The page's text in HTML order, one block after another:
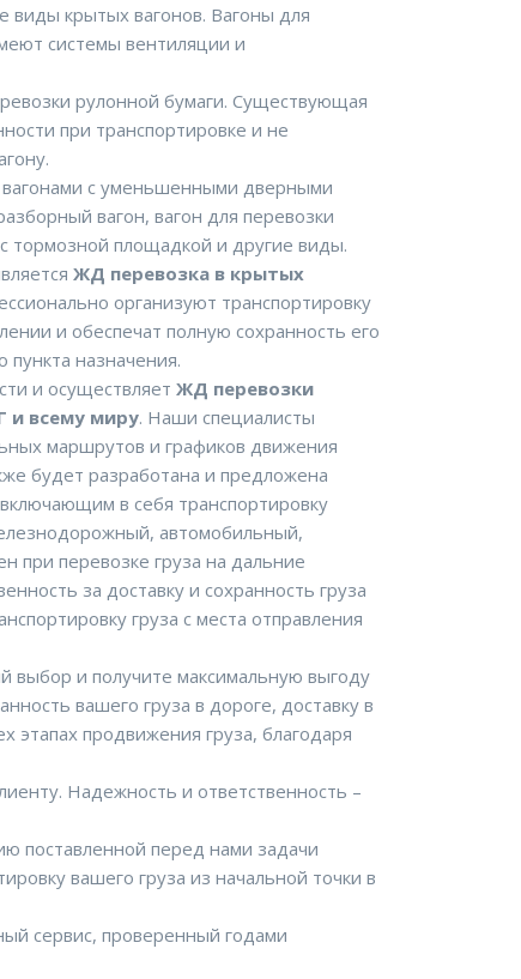
виды крытых вагонов. Вагоны для
системы вентиляции и
рулонной бумаги. Существующая
при транспортировке и не
с уменьшенными дверными
вагон, вагон для перевозки
тормозной площадкой и другие виды.
ЖД перевозка в крытых
организуют транспортировку
и обеспечат полную сохранность его
пункта назначения.
и осуществляет ЖД перевозки
и всему миру. Наши специалисты
маршрутов и графиков движения
будет разработана и предложена
в себя транспортировку
автомобильный,
при перевозке груза на дальние
за доставку и сохранность груза
груза с места отправления
и получите максимальную выгоду
вашего груза в дороге, доставку в
этапах продвижения груза, благодаря
Надежность и ответственность –
поставленной перед нами задачи
вашего груза из начальной точки в
сервис, проверенный годами